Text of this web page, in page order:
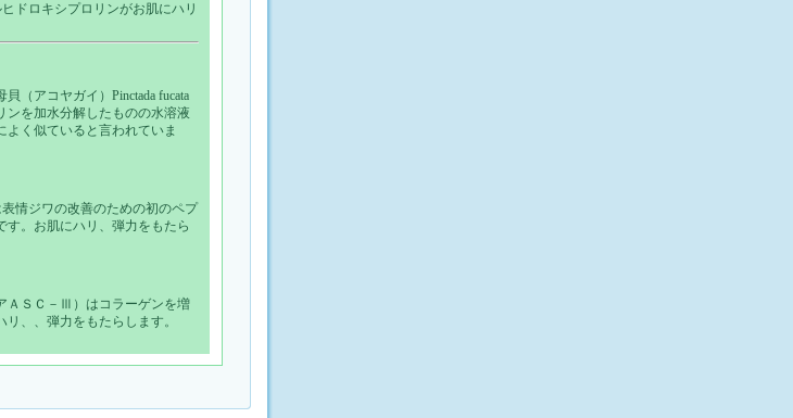
ドロキシプロリンがお肌にハリ
（アコヤガイ）Pinctada fucata
ンを加水分解したものの水溶液
く似ていると言われていま
情ジワの改善のための初のペプ
。お肌にハリ、弾力をもたら
ＡＳＣ－Ⅲ）はコラーゲンを増
、、弾力をもたらします。